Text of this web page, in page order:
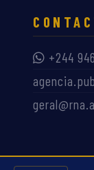
+244